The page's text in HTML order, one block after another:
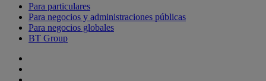
Para particulares
Para negocios y administraciones públicas
Para negocios globales
BT Group